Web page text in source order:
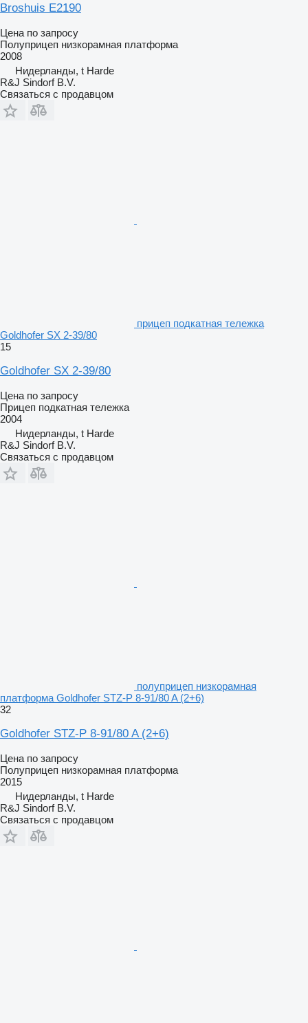
Broshuis E2190
Цена по запросу
Полуприцеп низкорамная платформа
2008
Нидерланды, t Harde
R&J Sindorf B.V.
Связаться с продавцом
прицеп подкатная тележка
Goldhofer SX 2-39/80
15
Goldhofer SX 2-39/80
Цена по запросу
Прицеп подкатная тележка
2004
Нидерланды, t Harde
R&J Sindorf B.V.
Связаться с продавцом
полуприцеп низкорамная
платформа Goldhofer STZ-P 8-91/80 A (2+6)
32
Goldhofer STZ-P 8-91/80 A (2+6)
Цена по запросу
Полуприцеп низкорамная платформа
2015
Нидерланды, t Harde
R&J Sindorf B.V.
Связаться с продавцом